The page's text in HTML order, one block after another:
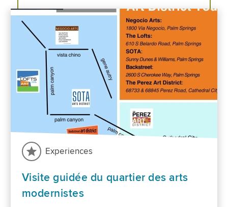
Experiences
Visite guidée du quartier des arts
modernistes